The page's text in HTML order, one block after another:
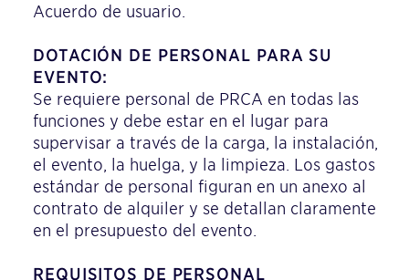
Acuerdo de usuario.
DOTACIÓN DE PERSONAL PARA SU
EVENTO:
Se requiere personal de PRCA en todas las
funciones y debe estar en el lugar para
supervisar a través de la carga, la instalación,
el evento, la huelga, y la limpieza. Los gastos
estándar de personal figuran en un anexo al
contrato de alquiler y se detallan claramente
en el presupuesto del evento.
REQUISITOS DE PERSONAL